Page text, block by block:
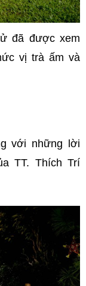
đã được xem
vị trà ấm và
với những lời
TT. Thích Trí